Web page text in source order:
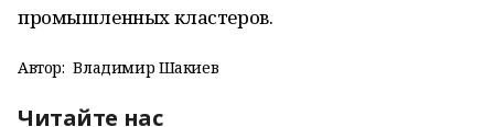
промышленных кластеров.
Автор: Владимир Шакиев
Читайте нас